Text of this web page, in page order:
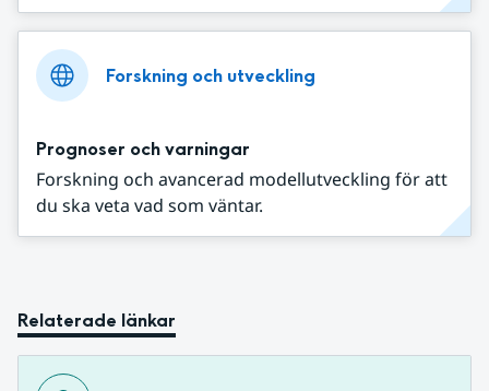
Forskning och utveckling
Prognoser och varningar
Forskning och avancerad modellutveckling för att
du ska veta vad som väntar.
Relaterade länkar